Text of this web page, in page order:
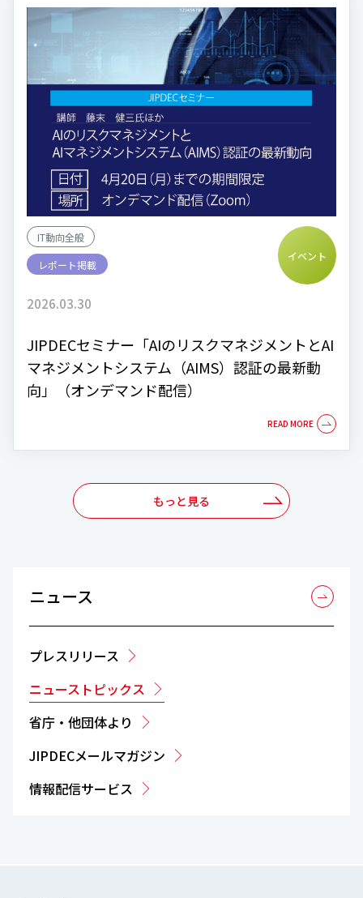
IT動向全般
レポート掲載
イベント
2026.03.30
JIPDECセミナー「AIのリスクマネジメントとAI
マネジメントシステム（AIMS）認証の最新動
向」（オンデマンド配信）
もっと見る
ニュース
プレスリリース
ニューストピックス
省庁・他団体より
JIPDECメールマガジン
情報配信サービス